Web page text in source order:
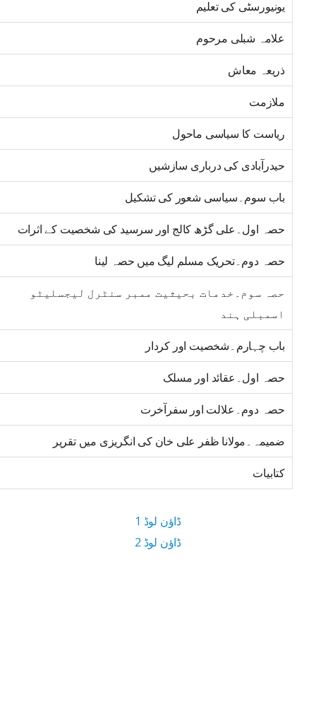
یونیورسٹی کی تعلیم
علامہ شبلی مرحوم
ذریعہ معاش
ملازمت
ریاست کا سیاسی ماحول
حیدرآبادی کی درباری سازشیں
باب سوم۔سیاسی شعور کی تشکیل
حصہ اول۔علی گڑھ کالج اور سرسید کی شخصیت کے اثرات
حصہ دوم۔تحریک مسلم لیگ میں حصہ لینا
حصہ سوم۔خدمات بحیثیت ممبر سنٹرل لیجسلیٹو
اسمبلی ہند
باب چہارم۔شخصیت اور کردار
حصہ اول۔عقائد اور مسلک
حصہ دوم۔علالت اور سفرآخرت
ضمیمہ۔مولانا ظفر علی خان کی انگریزی میں تقریر
کتابیات
ڈاؤن لوڈ 1
ڈاؤن لوڈ 2